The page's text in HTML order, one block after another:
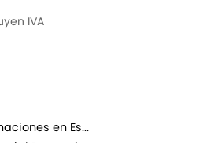
IVA
en Es...